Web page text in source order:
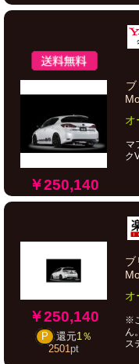
￥250,140
オ
マ
ク
￥250,140
P 還元1％
2501pt
ブ
オ
※
ん
ス